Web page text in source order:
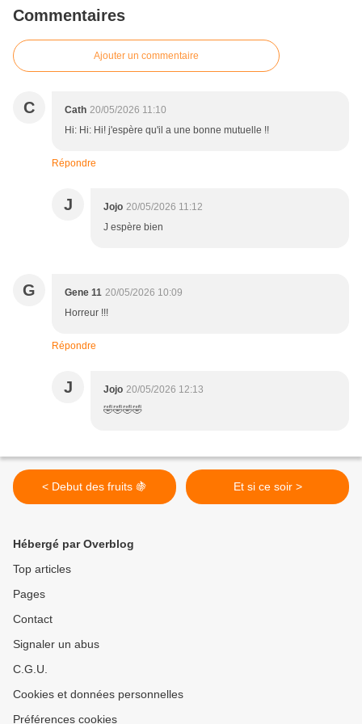
Commentaires
Ajouter un commentaire
C Cath 20/05/2026 11:10
Hi: Hi: Hi! j'espère qu'il a une bonne mutuelle !!
Répondre
J Jojo 20/05/2026 11:12
J espère bien
G Gene 11 20/05/2026 10:09
Horreur !!!
Répondre
J Jojo 20/05/2026 12:13
🤣🤣🤣🤣
< Debut des fruits 🍇 Et si ce soir >
Hébergé par Overblog
Top articles
Pages
Contact
Signaler un abus
C.G.U.
Cookies et données personnelles
Préférences cookies